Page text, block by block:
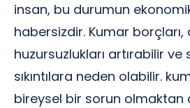
insan, bu durumun
habersizdir. Kumar borçları,
huzursuzlukları artırabilir
sıkıntılara neden olabilir.
bireysel bir sorun olmaktan